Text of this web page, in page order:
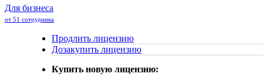
Для бизнеса
от 51 сотрудника
Продлить лицензию
Дозакупить лицензию
Купить новую лицензию: